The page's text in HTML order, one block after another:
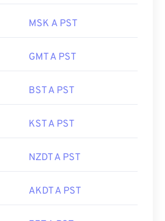
MSK A PST
GMT A PST
BST A PST
KST A PST
NZDT A PST
AKDT A PST